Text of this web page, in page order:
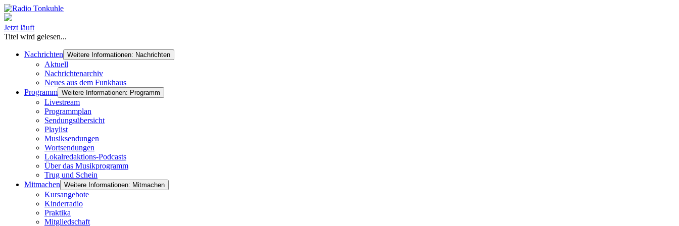
Jetzt läuft
Titel wird gelesen...
Nachrichten Weitere Informationen: Nachrichten
Aktuell
Nachrichtenarchiv
Neues aus dem Funkhaus
Programm Weitere Informationen: Programm
Livestream
Programmplan
Sendungsübersicht
Playlist
Musiksendungen
Wortsendungen
Lokalredaktions-Podcasts
Über das Musikprogramm
Trug und Schein
Mitmachen Weitere Informationen: Mitmachen
Kursangebote
Kinderradio
Praktika
Mitgliedschaft